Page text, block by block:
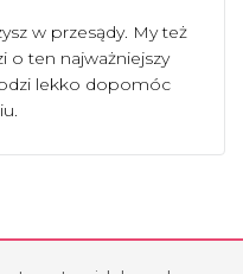
w przesądy. My też
o ten najważniejszy
lekko dopomóc